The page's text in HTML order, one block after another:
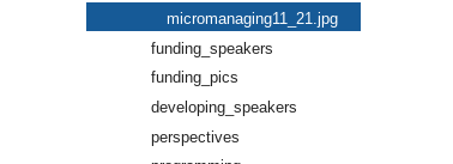
micromanaging11_21.jpg
funding_speakers
funding_pics
developing_speakers
perspectives